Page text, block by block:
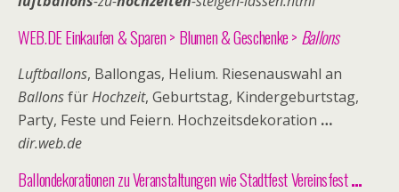
WEB.DE Einkaufen & Sparen > Blumen & Geschenke > Ballons
Luftballons, Ballongas, Helium. Riesenauswahl an
BallonsfürHochzeit, Geburtstag, Kindergeburtstag,
Party, Feste und Feiern. Hochzeitsdekoration …
dir.web.de
Ballondekorationen zu Veranstaltungen wie Stadtfest Vereinsfest…